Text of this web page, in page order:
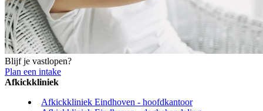
Blijf je vastlopen?
Plan een intake
Afkickkliniek
Afkickkliniek Eindhoven - hoofdkantoor